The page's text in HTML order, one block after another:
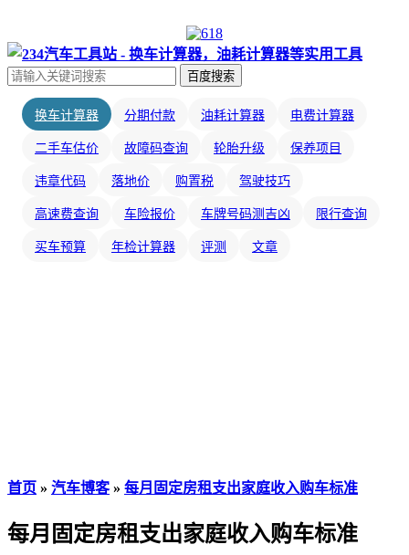
百度搜索
换车计算器 分期付款 油耗计算器 电费计算器
二手车估价 故障码查询 轮胎升级 保养项目
违章代码 落地价 购置税 驾驶技巧
高速费查询 车险报价 车牌号码测吉凶 限行查询
买车预算 年检计算器 评测 文章
首页 » 汽车博客» 每月固定房租支出家庭收入购车标准
每月固定房租支出家庭收入购车标准